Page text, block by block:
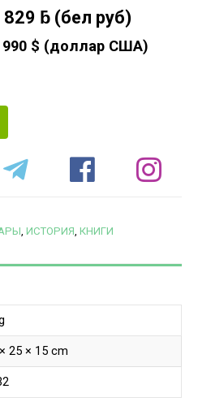
829 ƃ (бел руб)
990 $ (доллар США)
, ИСТОРИЯ, КНИГИ
25 × 15 cm